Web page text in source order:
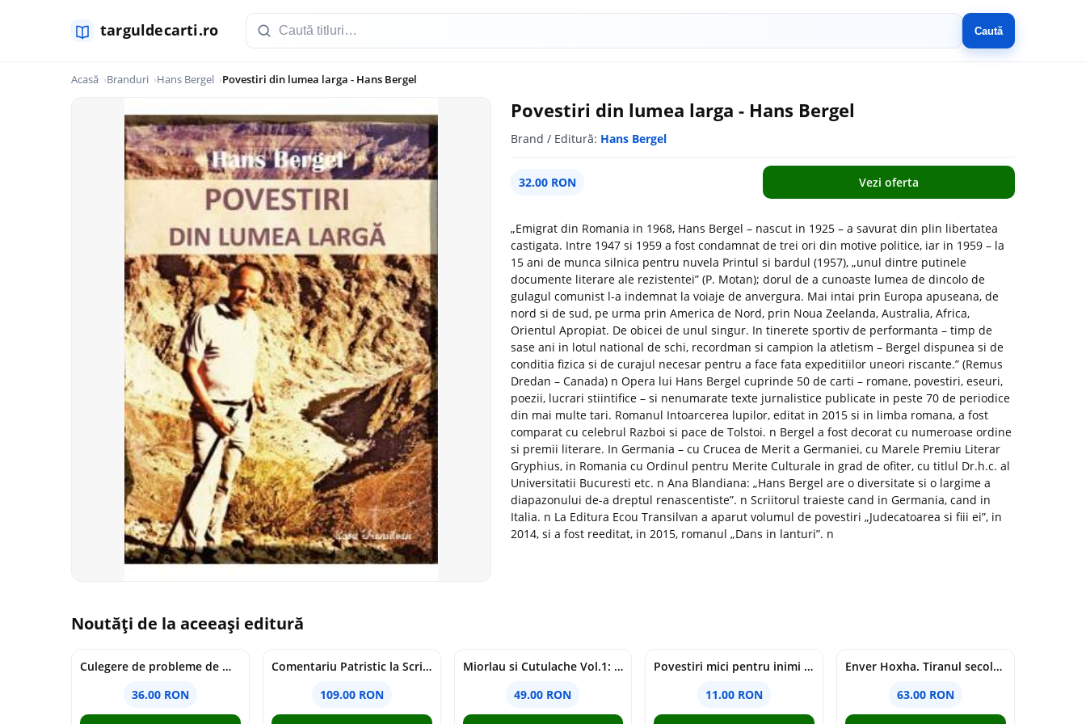
Caută
Acasă Branduri Hans Bergel Povestiri din lumea larga - Hans Bergel
Povestiri din lumea larga - Hans Bergel
Brand / Editură: Hans Bergel
32.00 RON Vezi oferta
„Emigrat din Romania in 1968, Hans Bergel – nascut in 1925 – a savurat din plin libertatea
castigata. Intre 1947 si 1959 a fost condamnat de trei ori din motive politice, iar in 1959 – la
15 ani de munca silnica pentru nuvela Printul si bardul (1957), „unul dintre putinele
documente literare ale rezistentei” (P. Motan); dorul de a cunoaste lumea de dincolo de
gulagul comunist l-a indemnat la voiaje de anvergura. Mai intai prin Europa apuseana, de
nord si de sud, pe urma prin America de Nord, prin Noua Zeelanda, Australia, Africa,
Orientul Apropiat. De obicei de unul singur. In tinerete sportiv de performanta – timp de
sase ani in lotul national de schi, recordman si campion la atletism – Bergel dispunea si de
conditia fizica si de curajul necesar pentru a face fata expeditiilor uneori riscante.” (Remus
Dredan – Canada) n Opera lui Hans Bergel cuprinde 50 de carti – romane, povestiri, eseuri,
poezii, lucrari stiintifice – si nenumarate texte jurnalistice publicate in peste 70 de periodice
din mai multe tari. Romanul Intoarcerea lupilor, editat in 2015 si in limba romana, a fost
comparat cu celebrul Razboi si pace de Tolstoi. n Bergel a fost decorat cu numeroase ordine
si premii literare. In Germania – cu Crucea de Merit a Germaniei, cu Marele Premiu Literar
Gryphius, in Romania cu Ordinul pentru Merite Culturale in grad de ofiter, cu titlul Dr.h.c. al
Universitatii Bucuresti etc. n Ana Blandiana: „Hans Bergel are o diversitate si o largime a
diapazonului de-a dreptul renascentiste”. n Scriitorul traieste cand in Germania, cand in
Italia. n La Editura Ecou Transilvan a aparut volumul de povestiri „Judecatoarea si fiii ei”, in
2014, si a fost reeditat, in 2015, romanul „Dans in lanturi”. n
Noutăți de la aceeași editură
Culegere de probleme de matematica - Clasa 8 - Ioana Monalisa Manea, Cristina Neagoe
36.00 RON
Comentariu Patristic la Scriptura. Vechiul Testament II. Geneza, 12-50 - George Claudiu Tutu, Mark Sheridan, Alexander Baumgarten, Thomas C. Oden
109.00 RON
Miorlau si Cutulache Vol.1: Cu bicicleta pana la Luna - Timo Parvela
49.00 RON
Povestiri mici pentru inimi mari - Adrian Chiaga, Cristina Chiaga
11.00 RON
Enver Hoxha. Tiranul secolului al XX-lea - Rober C. Austin, Artan R. Hoxha
63.00 RON